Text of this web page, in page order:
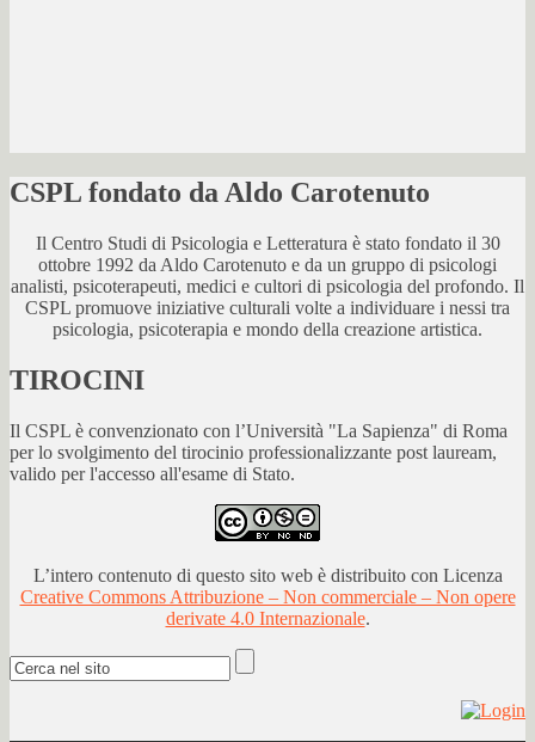
CSPL fondato da Aldo Carotenuto
Il Centro Studi di Psicologia e Letteratura è stato fondato il 30
ottobre 1992 da Aldo Carotenuto e da un gruppo di psicologi
analisti, psicoterapeuti, medici e cultori di psicologia del profondo. Il
CSPL promuove iniziative culturali volte a individuare i nessi tra
psicologia, psicoterapia e mondo della creazione artistica.
TIROCINI
Il CSPL è convenzionato con l’Università "La Sapienza" di Roma
per lo svolgimento del tirocinio professionalizzante post lauream,
valido per l'accesso all'esame di Stato.
L’intero contenuto di questo sito web è distribuito con Licenza
Creative Commons Attribuzione – Non commerciale – Non opere
derivate 4.0 Internazionale.